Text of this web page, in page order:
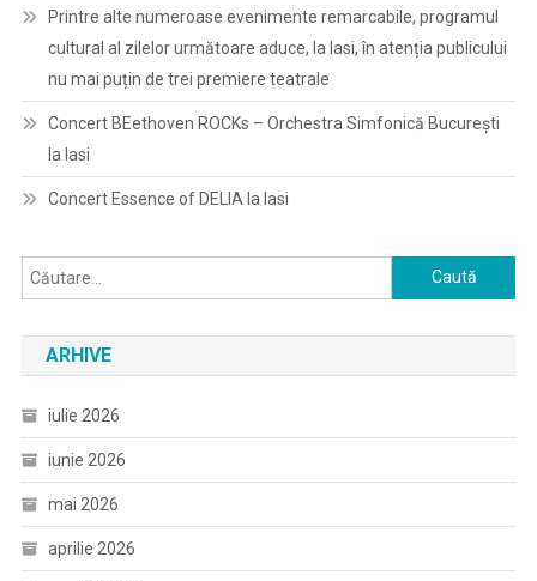
Printre alte numeroase evenimente remarcabile, programul
cultural al zilelor următoare aduce, la Iasi, în atenția publicului
nu mai puțin de trei premiere teatrale
Concert BEethoven ROCKs – Orchestra Simfonică București
la Iasi
Concert Essence of DELIA la Iasi
Caută
după:
ARHIVE
iulie 2026
iunie 2026
mai 2026
aprilie 2026